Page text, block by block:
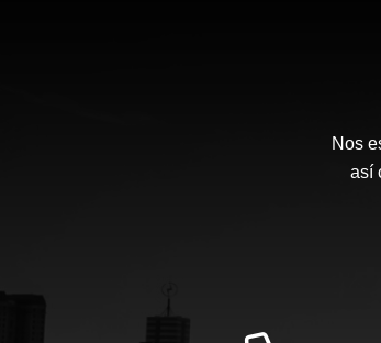
Nos
así